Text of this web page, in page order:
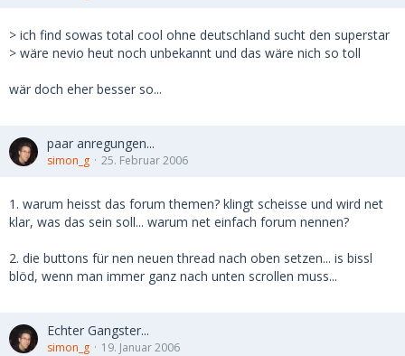
> ich find sowas total cool ohne deutschland sucht den superstar
> wäre nevio heut noch unbekannt und das wäre nich so toll
wär doch eher besser so...
paar anregungen...
simon_g 25. Februar 2006
1. warum heisst das forum themen? klingt scheisse und wird net
klar, was das sein soll... warum net einfach forum nennen?
2. die buttons für nen neuen thread nach oben setzen... is bissl
blöd, wenn man immer ganz nach unten scrollen muss...
Echter Gangster...
simon_g 19. Januar 2006